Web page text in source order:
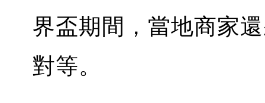
界盃期間，當地商家
對等。